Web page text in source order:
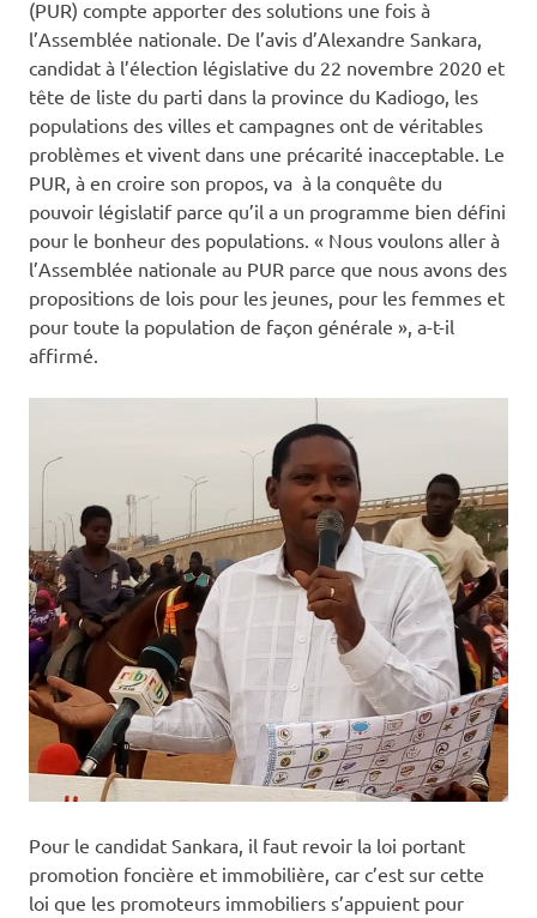
(PUR) compte apporter des solutions une fois à
l’Assemblée nationale. De l’avis d’Alexandre Sankara,
candidat à l’élection législative du 22 novembre 2020 et
tête de liste du parti dans la province du Kadiogo, les
populations des villes et campagnes ont de véritables
problèmes et vivent dans une précarité inacceptable. Le
PUR, à en croire son propos, va à la conquête du
pouvoir législatif parce qu’il a un programme bien défini
pour le bonheur des populations. « Nous voulons aller à
l’Assemblée nationale au PUR parce que nous avons des
propositions de lois pour les jeunes, pour les femmes et
pour toute la population de façon générale », a-t-il
affirmé.
Pour le candidat Sankara, il faut revoir la loi portant
promotion foncière et immobilière, car c’est sur cette
loi que les promoteurs immobiliers s’appuient pour